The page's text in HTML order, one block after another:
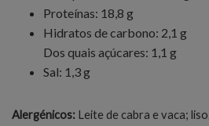
Proteínas: 18,8 g
Hidratos de carbono: 2,1 g
Dos quais açúcares: 1,1 g
Sal: 1,3 g
Alergénicos: Leite de cabra e vaca;